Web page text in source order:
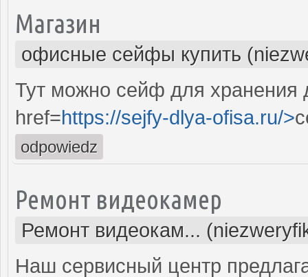
Магазин
офисные сейфы купить
Тут можно сейф для хранения
href=https://sejfy-dlya-ofisa.ru/>
odpowiedz
Ремонт видеокамер
Ремонт видеокам...
Наш сервисный центр